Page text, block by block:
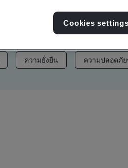
ความยั่งยืน ความปลอดภั
Cookies settings